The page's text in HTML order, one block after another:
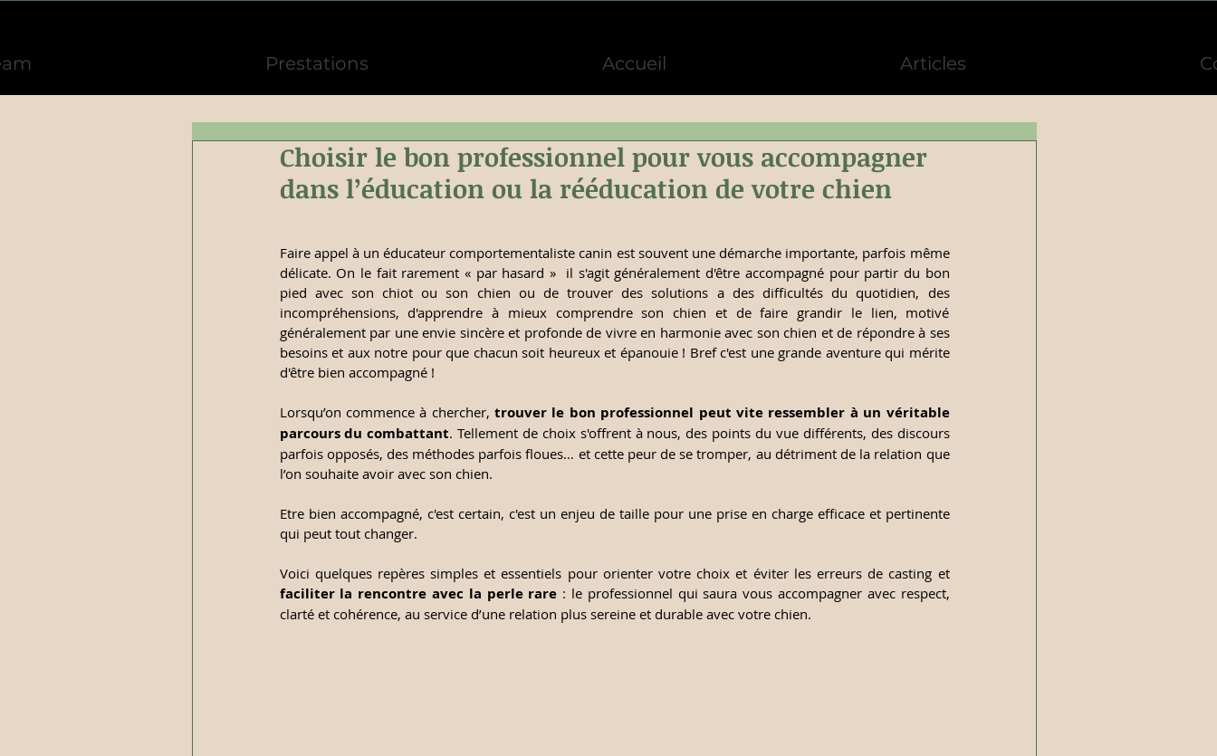
Prestations Accueil Articles
Choisir le bon professionnel pour vous accompagner
dans l’éducation ou la rééducation de votre chien
Faire appel à un éducateur comportementaliste canin est souvent une démarche importante, parfois même
délicate. On le fait rarement « par hasard »  il s'agit généralement d'être accompagné pour partir du bon
pied avec son chiot ou son chien ou de trouver des solutions a des difficultés du quotidien, des
incompréhensions, d'apprendre à mieux comprendre son chien et de faire grandir le lien, motivé
généralement par une envie sincère et profonde de vivre en harmonie avec son chien et de répondre à ses
besoins et aux notre pour que chacun soit heureux et épanouie ! Bref c'est une grande aventure qui mérite
d'être bien accompagné !
Lorsqu’on commence à chercher, trouver le bon professionnel peut vite ressembler à un véritable
parcours du combattant. Tellement de choix s'offrent à nous, des points du vue différents, des discours
parfois opposés, des méthodes parfois floues… et cette peur de se tromper, au détriment de la relation que
l’on souhaite avoir avec son chien.
Etre bien accompagné, c'est certain, c'est un enjeu de taille pour une prise en charge efficace et pertinente
qui peut tout changer.
Voici quelques repères simples et essentiels pour orienter votre choix et éviter les erreurs de casting et
faciliter la rencontre avec la perle rare : le professionnel qui saura vous accompagner avec respect,
clarté et cohérence, au service d’une relation plus sereine et durable avec votre chien.